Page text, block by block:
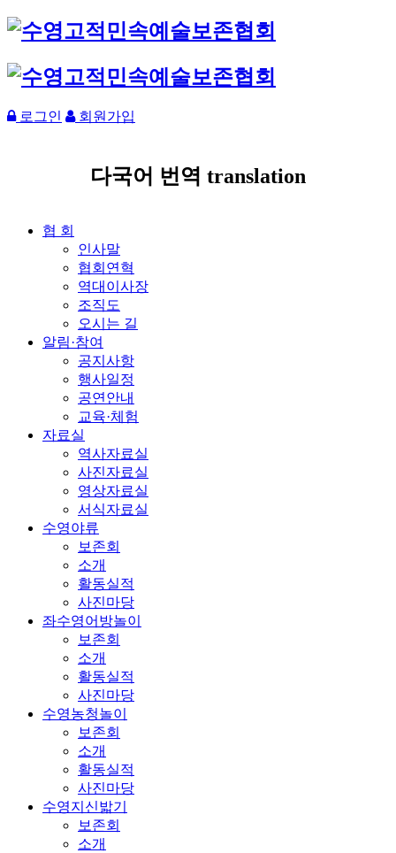
로그인 회원가입
다국어 번역 translation
협 회
인사말
협회연혁
역대이사장
조직도
오시는 길
알림·참여
공지사항
행사일정
공연안내
교육·체험
자료실
역사자료실
사진자료실
영상자료실
서식자료실
수영야류
보존회
소개
활동실적
사진마당
좌수영어방놀이
보존회
소개
활동실적
사진마당
수영농청놀이
보존회
소개
활동실적
사진마당
수영지신밟기
보존회
소개